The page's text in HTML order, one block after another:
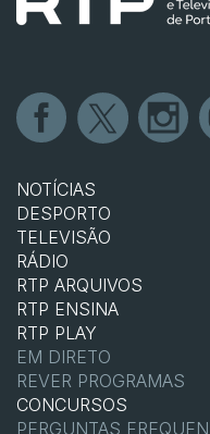
NOTÍCIAS
DESPORTO
TELEVISÃO
RÁDIO
RTP ARQUIVOS
RTP ENSINA
RTP PLAY
EM DIRETO
REVER PROGRAMAS
CONCURSOS
PERGUNTAS